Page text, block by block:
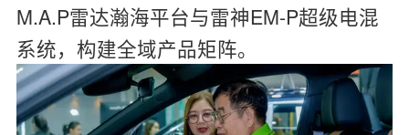
M.A.P雷达瀚海平台与雷神EM-P超级电混
系统，构建全域产品矩阵。